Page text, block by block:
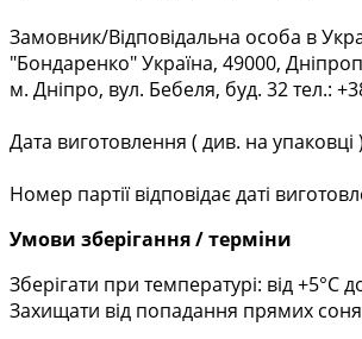
Замовник/Відповідальна особа в
"Бондаренко" Україна, 49000,
м. Дніпро, вул. Бебеля, буд. 32 тел.:
Дата виготовлення ( див. на упаковці
Номер партії відповідає даті
Умови зберігання / терміни
Зберігати при температурі: від +5°C
Захищати від попадання прямих